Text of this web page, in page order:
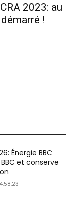
2023: au
!
Énergie BBC
et conserve